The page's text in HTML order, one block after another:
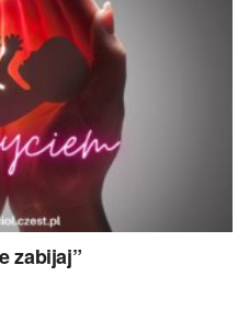
zabijaj”